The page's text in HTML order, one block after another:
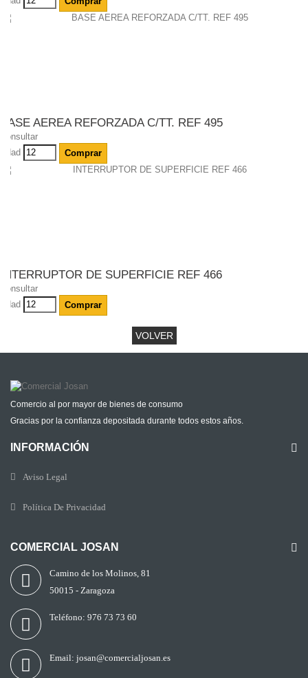
BASE AEREA REFORZADA C/TT. REF 495
Consultar
Udad
Comprar
INTERRUPTOR DE SUPERFICIE REF 466
Consultar
Udad
Comprar
VOLVER
Comercio al por mayor de bienes de consumo
Gracias por la confianza depositada durante todos estos años.
INFORMACIÓN
Aviso Legal
Política De Privacidad
COMERCIAL JOSAN
Camino de los Molinos, 81
50015 - Zaragoza
Teléfono: 976 73 73 60
Email: josan@comercialjosan.es